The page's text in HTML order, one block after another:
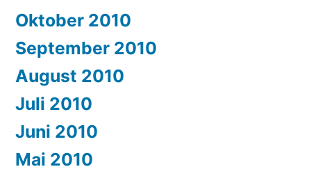
Oktober 2010
September 2010
August 2010
Juli 2010
Juni 2010
Mai 2010